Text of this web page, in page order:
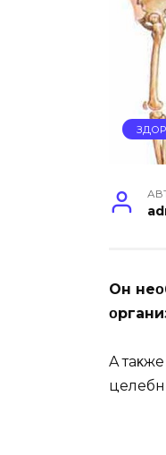
Oн
A